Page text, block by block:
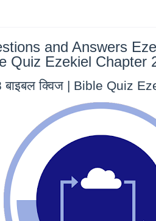
and Answers
Quiz Ezekiel Chapter
क्विज | Bible Quiz